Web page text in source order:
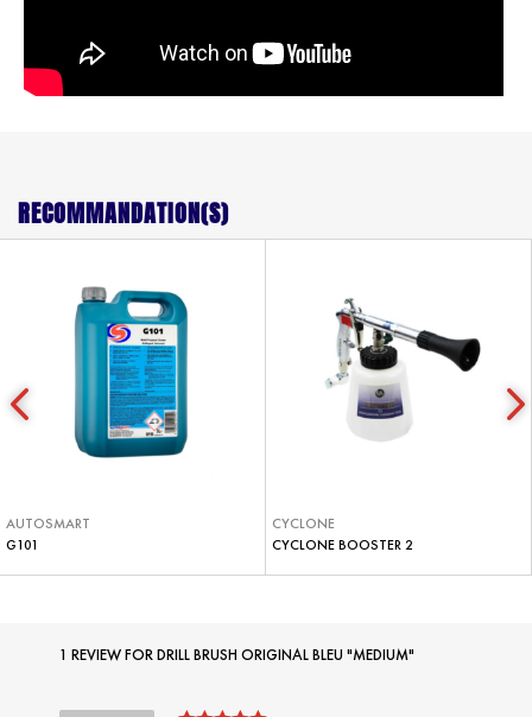
RECOMMANDATION(S)
AUTOSMART
G101
CYCLONE
CYCLONE BOOSTER 2
1 REVIEW FORDRILL BRUSH ORIGINAL BLEU "MEDIUM"